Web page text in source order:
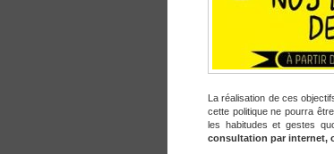
La réalisation de ces
cette politique ne pourra
les habitudes et gestes
consultation par internet,